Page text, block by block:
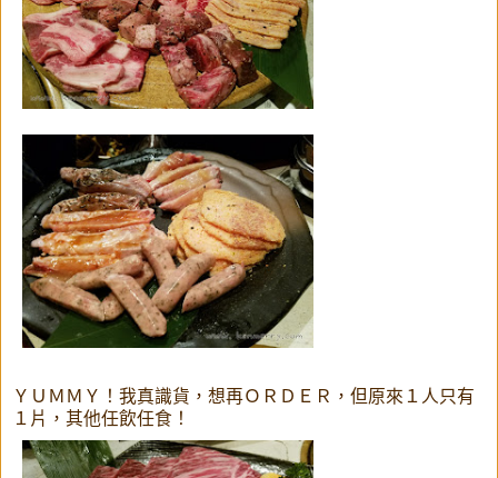
ＹＵＭＭＹ！我真識貨，想再ＯＲＤＥＲ，但原來１人只有
１片，其他任飲任食！